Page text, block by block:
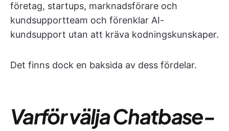
företag, startups, marknadsförare och
kundsupportteam och förenklar AI-
kundsupport utan att kräva kodningskunskaper.
Det finns dock en baksida av dess fördelar.
Varför välja Chatbase-